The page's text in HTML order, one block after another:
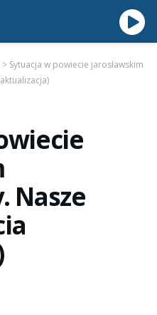
> Sytuacja w powiecie jarosławskim
Nasze